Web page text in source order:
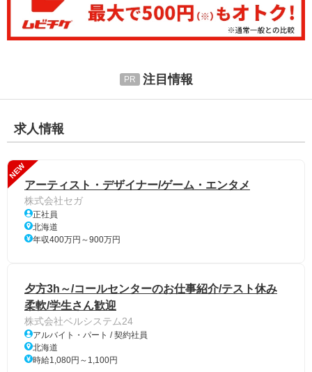
注目情報
求人情報
NEW
アーティスト・デザイナー/ゲーム・エンタメ
株式会社セガ
正社員
北海道
年収400万円～900万円
夕方3h～/コールセンターのお仕事紹介/テスト休み
柔軟/学生さん歓迎
株式会社ベルシステム24
アルバイト・パート / 契約社員
北海道
時給1,080円～1,100円